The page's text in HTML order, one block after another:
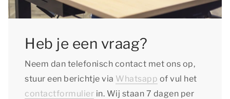
Heb je een vraag?
Neem dan telefonisch contact met ons op,
stuur een berichtje via Whatsapp of vul het
contactformulier in. Wij staan 7 dagen per